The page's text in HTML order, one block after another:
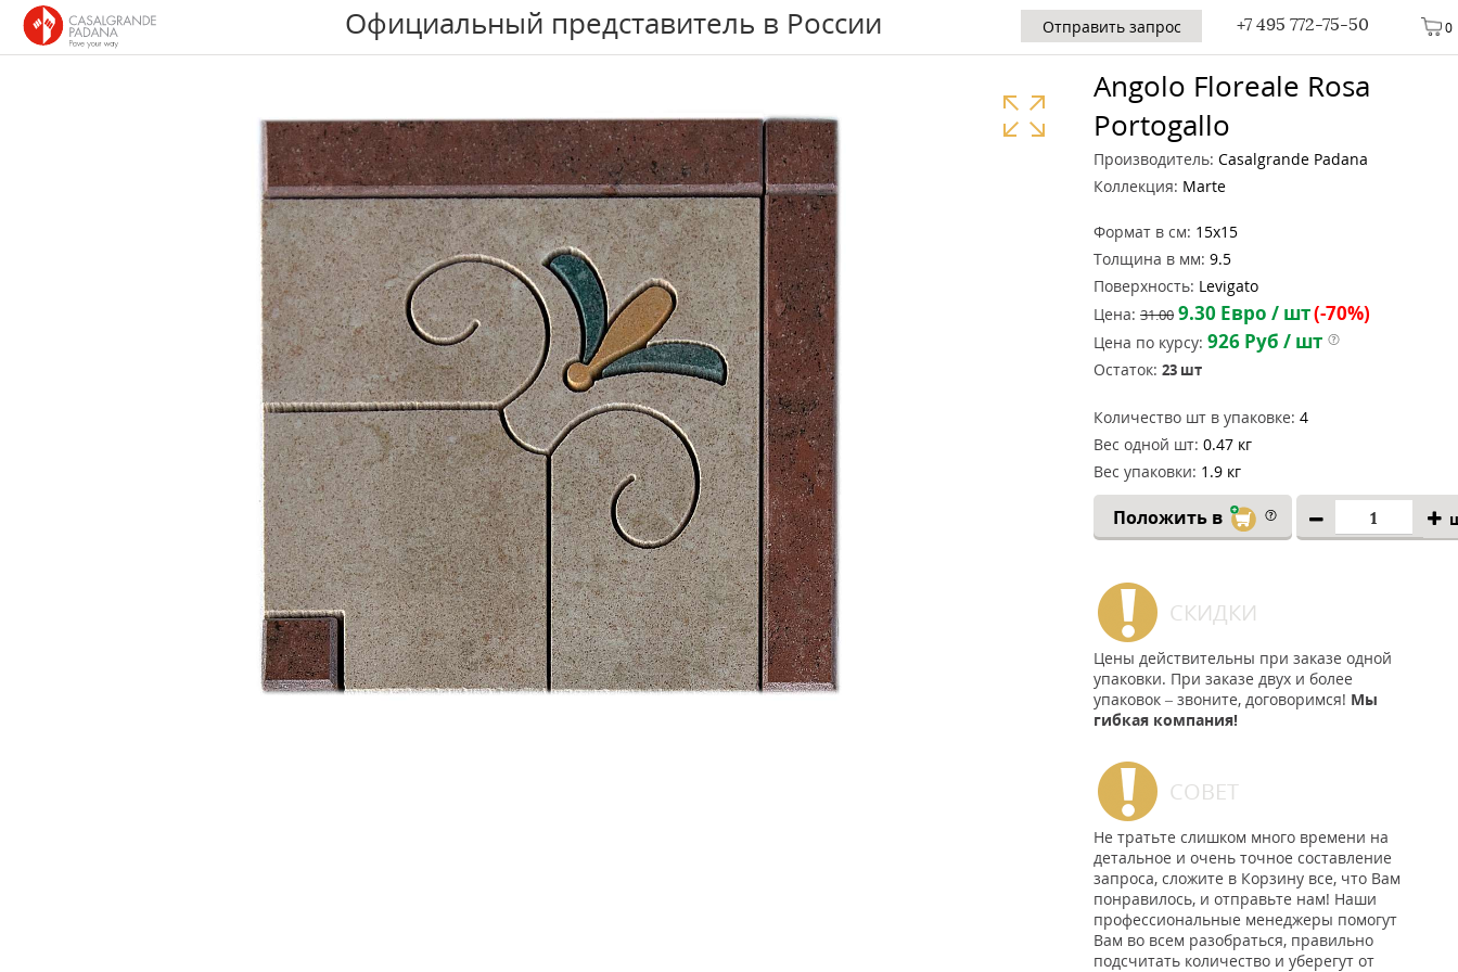
0
Официальный представитель в России +7 495 772-75-50
Отправить запрос
Angolo Floreale Rosa
Portogallo
Производитель: Casalgrande Padana
Коллекция: Marte
Формат в см: 15x15
Толщина в мм: 9.5
Поверхность: Levigato
Цена: 31.00 9.30 Евро / шт(-70%)
Цена по курсу: 926 Руб / шт
Остаток: 23 шт
Количество шт в упаковке: 4
Вес одной шт: 0.47 кг
Вес упаковки: 1.9 кг
Положить в
СКИДКИ
Цены действительны при заказе одной
упаковки. При заказе двух и более
упаковок – звоните, договоримся! Мы
гибкая компания!
СОВЕТ
Не тратьте слишком много времени на
детальное и очень точное составление
запроса, сложите в Корзину все, что Вам
понравилось, и отправьте нам! Наши
профессиональные менеджеры помогут
Вам во всем разобраться, правильно
подсчитать количество и уберегут от